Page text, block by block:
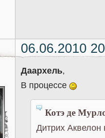
06.06.2010
Даархель,
В процессе
Котэ де
Дитрих Аквелон